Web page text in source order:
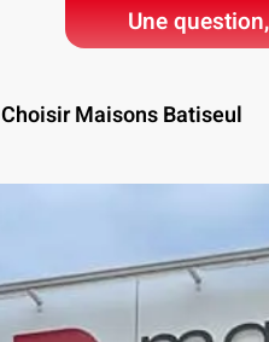
Une
Choisir Maisons Batiseul